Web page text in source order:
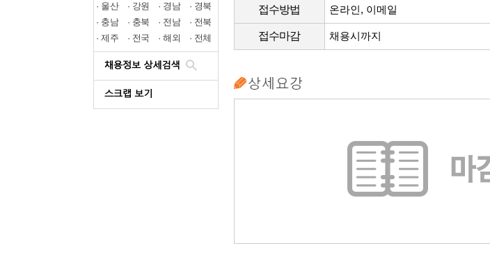
· 울산 · 강원 · 경남 · 경북
· 충남 · 충북 · 전남 · 전북
· 제주 · 전국 · 해외 · 전체
접수방법 온라인, 이메일
접수마감 채용시까지